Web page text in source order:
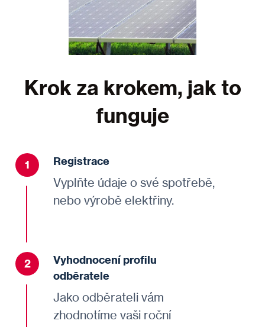
Krok za krokem, jak to
funguje
1 Registrace
Vyplňte údaje o své spotřebě,
nebo výrobě elektřiny.
2
Vyhodnocení profilu
odběratele
Jako odběrateli vám
zhodnotíme vaši roční